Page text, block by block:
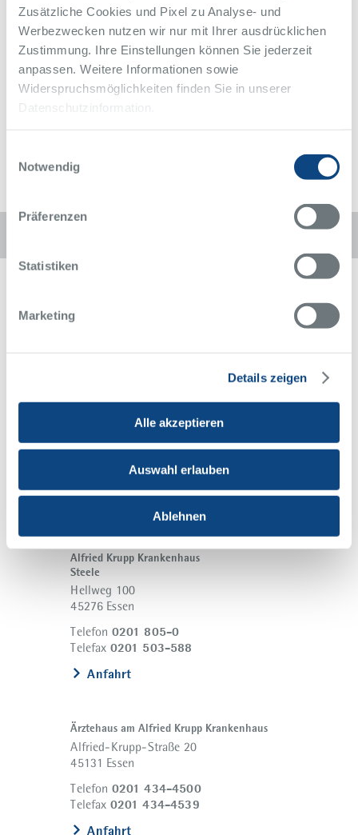
Zusätzliche Cookies und Pixel zu Analyse- und
Werbezwecken nutzen wir nur mit Ihrer ausdrücklichen
Zustimmung. Ihre Einstellungen können Sie jederzeit
anpassen. Weitere Informationen sowie
Widerspruchsmöglichkeiten finden Sie in unserer
Datenschutzinformation.
Notwendig
Präferenzen
Statistiken
Marketing
Details zeigen
Alle akzeptieren
Auswahl erlauben
Ablehnen
Klinik für Allgemein- und Viszeralchirurgie
Meldung: Innovationsstrategie am Krupp Krankenhaus:
Millioneninvest in neueste Robotertechnik
YouTube: Vorteile einer roboterassistierten Operation
Zurück zur Übersicht
Alle Meldungen des Alfried Krupp Krankenhaus
Diese Seite weiterempfehlen:
Rüttenscheid
Alfried-Krupp-Straße 21
0201 434-1
0201 434-2399
Alfried Krupp Krankenhaus
Steele
Hellweg 100
45276 Essen
Telefon 0201 805-0
Telefax 0201 503-588
Anfahrt
Ärztehaus am Alfried Krupp Krankenhaus
Alfried-Krupp-Straße 20
45131 Essen
Telefon 0201 434-4500
Telefax 0201 434-4539
Anfahrt